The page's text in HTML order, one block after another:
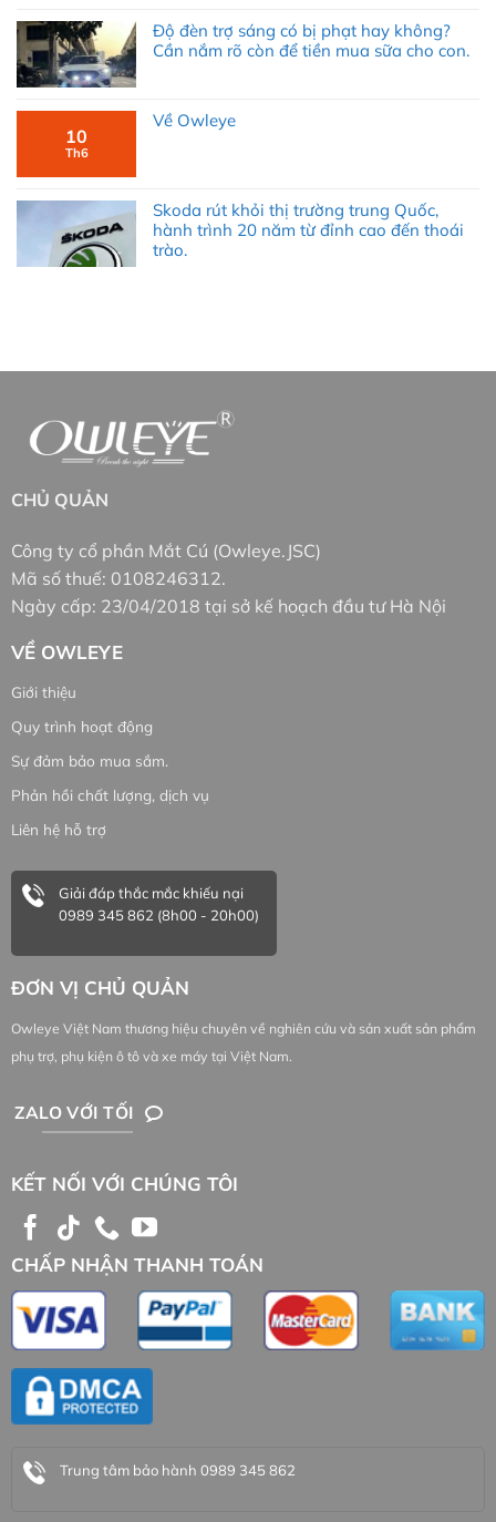
Độ đèn trợ sáng có bị phạt hay không?
Cần nắm rõ còn để tiền mua sữa cho con.
10
Th6
Về Owleye
Skoda rút khỏi thị trường trung Quốc,
hành trình 20 năm từ đỉnh cao đến thoái
trào.
CHỦ QUẢN
Công ty cổ phần Mắt Cú (Owleye.JSC)
Mã số thuế: 0108246312.
Ngày cấp: 23/04/2018 tại sở kế hoạch đầu tư Hà Nội
VỀ OWLEYE
Giới thiệu
Quy trình hoạt động
Sự đảm bảo mua sắm.
Phản hồi chất lượng, dịch vụ
Liên hệ hỗ trợ
Giải đáp thắc mắc khiếu nại
0989 345 862 (8h00 - 20h00)
ĐƠN VỊ CHỦ QUẢN
Owleye Việt Nam thương hiệu chuyên về nghiên cứu và sản xuất sản phẩm
phụ trợ, phụ kiện ô tô và xe máy tại Việt Nam.
ZALO VỚI TỐI
KẾT NỐI VỚI CHÚNG TÔI
CHẤP NHẬN THANH TOÁN
Trung tâm bảo hành 0989 345 862